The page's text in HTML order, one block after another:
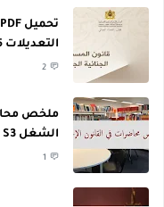
التعديلات 2025
2
ملخص
الشغل S3
1